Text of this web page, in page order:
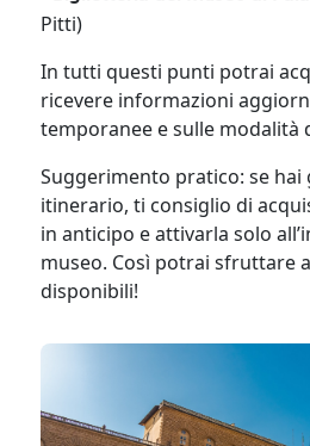
Pitti)
In tutti questi punti potrai
ricevere informazioni
temporanee e sulle modalità
Suggerimento pratico: se
itinerario, ti consiglio di
in anticipo e attivarla solo
museo. Così potrai sfruttare
disponibili!